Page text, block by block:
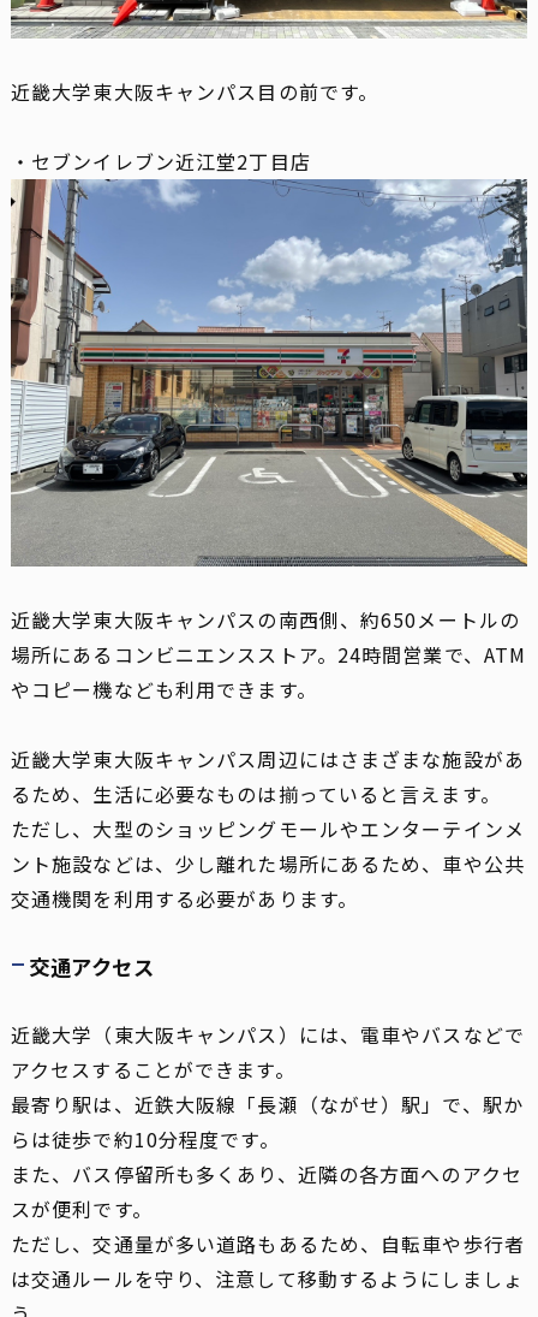
近畿大学東大阪キャンパス目の前です。
・セブンイレブン近江堂2丁目店
近畿大学東大阪キャンパスの南西側、約650メートルの
場所にあるコンビニエンスストア。24時間営業で、ATM
やコピー機なども利用できます。
近畿大学東大阪キャンパス周辺にはさまざまな施設があ
るため、生活に必要なものは揃っていると言えます。
ただし、大型のショッピングモールやエンターテインメ
ント施設などは、少し離れた場所にあるため、車や公共
交通機関を利用する必要があります。
交通アクセス
近畿大学（東大阪キャンパス）には、電車やバスなどで
アクセスすることができます。
最寄り駅は、近鉄大阪線「長瀬（ながせ）駅」で、駅か
らは徒歩で約10分程度です。
また、バス停留所も多くあり、近隣の各方面へのアクセ
スが便利です。
ただし、交通量が多い道路もあるため、自転車や歩行者
は交通ルールを守り、注意して移動するようにしましょ